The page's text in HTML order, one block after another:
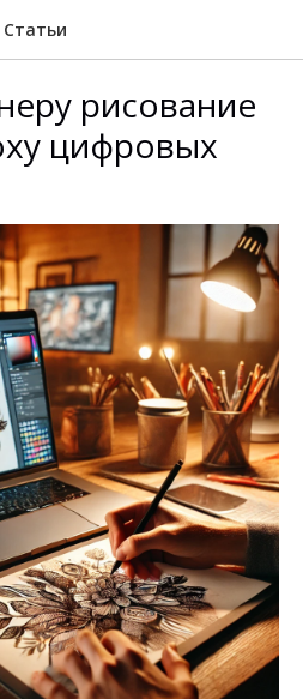
Статьи
рисование
цифровых